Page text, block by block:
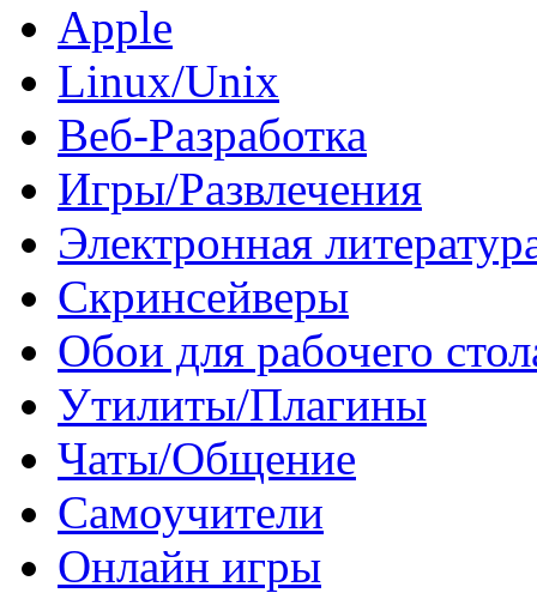
Apple
Linux/Unix
Веб-Разработка
Игры/Развлечения
Электронная
Скринсейверы
Обои для рабочего
Утилиты/Плагины
Чаты/Общение
Самоучители
Онлайн игры